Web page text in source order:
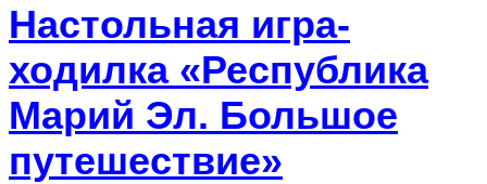
Настольная игра-
ходилка «Республика
Марий Эл. Большое
путешествие»